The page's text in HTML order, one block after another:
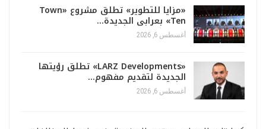
«مزايا للتطوير» تطلق مشروع «Town
Ten» بعرابى الجديدة…
أغسطس 6, 2026
«LARZ Developments» تطلق رؤيتها
الجديدة لتقديم مفهوم…
أغسطس 6, 2026